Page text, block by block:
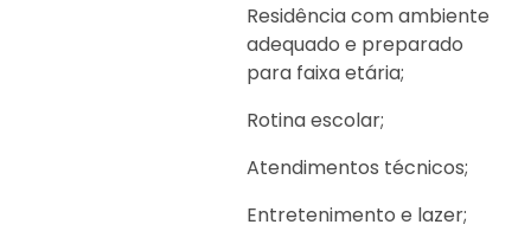
Residência com ambiente
adequado e preparado
para faixa etária;
Rotina escolar;
Atendimentos técnicos;
Entretenimento e lazer;